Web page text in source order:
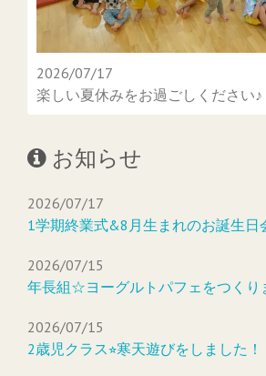
2026/07/17
楽しい夏休みをお過ごしください♪
お知らせ
2026/07/17
1学期終業式&8月生まれのお誕生日
2026/07/15
年長組☆ヨーグルトパフェをつくり
2026/07/15
2歳児クラス⭐︎寒天遊びをしました！